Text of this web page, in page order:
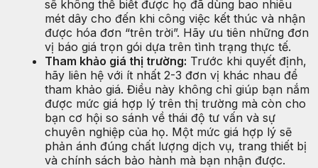
sẽ không thể biết được họ đã dùng bao nhiêu
mét dây cho đến khi công việc kết thúc và nhận
được hóa đơn “trên trời”. Hãy ưu tiên những đơn
vị báo giá trọn gói dựa trên tình trạng thực tế.
Tham khảo giá thị trường: Trước khi quyết định,
hãy liên hệ với ít nhất 2-3 đơn vị khác nhau để
tham khảo giá. Điều này không chỉ giúp bạn nắm
được mức giá hợp lý trên thị trường mà còn cho
bạn cơ hội so sánh về thái độ tư vấn và sự
chuyên nghiệp của họ. Một mức giá hợp lý sẽ
phản ánh đúng chất lượng dịch vụ, trang thiết bị
và chính sách bảo hành mà bạn nhận được.